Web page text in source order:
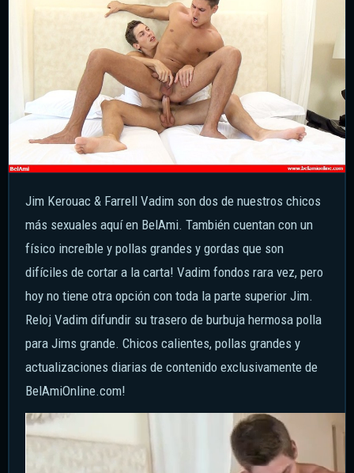
Jim Kerouac & Farrell Vadim son dos de nuestros chicos
más sexuales aquí en BelAmi. También cuentan con un
físico increíble y pollas grandes y gordas que son
difíciles de cortar a la carta! Vadim fondos rara vez, pero
hoy no tiene otra opción con toda la parte superior Jim.
Reloj Vadim difundir su trasero de burbuja hermosa polla
para Jims grande. Chicos calientes, pollas grandes y
actualizaciones diarias de contenido exclusivamente de
BelAmiOnline.com!